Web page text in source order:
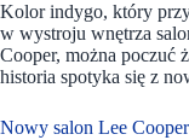
Kolor indygo, który
w wystroju wnętrza
Cooper, można poczuć
historia spotyka się z
Nowy salon Lee Cooper